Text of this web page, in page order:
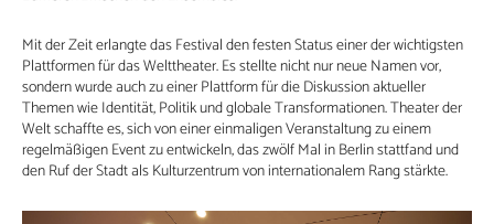
Mit der Zeit erlangte das Festival den festen Status einer der wichtigsten
Plattformen für das Welttheater. Es stellte nicht nur neue Namen vor,
sondern wurde auch zu einer Plattform für die Diskussion aktueller
Themen wie Identität, Politik und globale Transformationen. Theater der
Welt schaffte es, sich von einer einmaligen Veranstaltung zu einem
regelmäßigen Event zu entwickeln, das zwölf Mal in Berlin stattfand und
den Ruf der Stadt als Kulturzentrum von internationalem Rang stärkte.